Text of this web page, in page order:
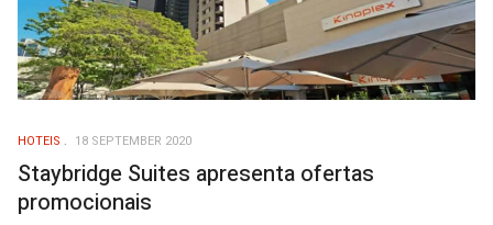
HOTEIS 18 SEPTEMBER 2020
Staybridge Suites apresenta ofertas
promocionais